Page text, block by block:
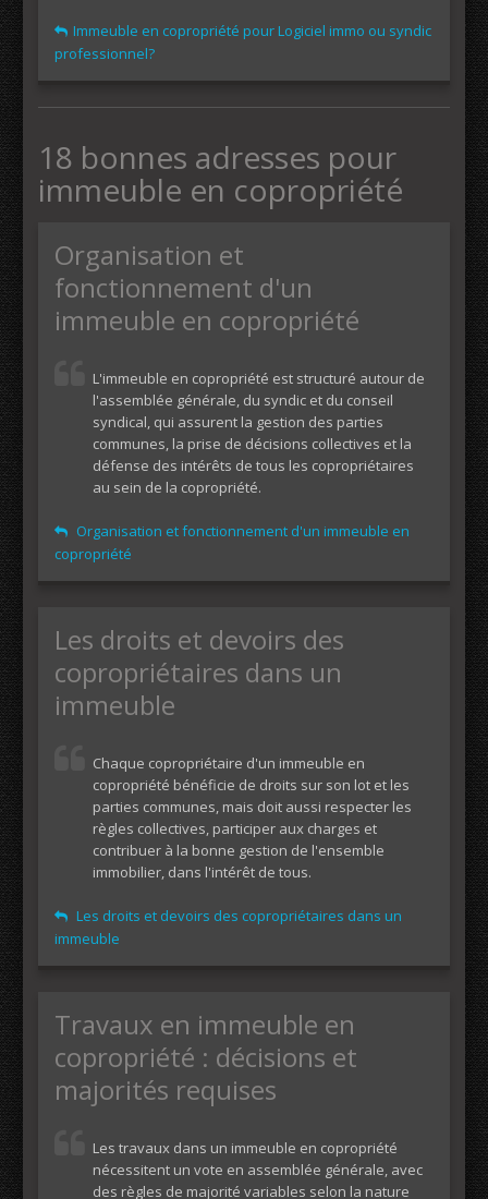
Immeuble en copropriété pour Logiciel immo ou syndic
professionnel?
18 bonnes adresses pour
immeuble en copropriété
Organisation et
fonctionnement d'un
immeuble en copropriété
L'immeuble en copropriété est structuré autour de
l'assemblée générale, du syndic et du conseil
syndical, qui assurent la gestion des parties
communes, la prise de décisions collectives et la
défense des intérêts de tous les copropriétaires
au sein de la copropriété.
Organisation et fonctionnement d'un immeuble en
copropriété
Les droits et devoirs des
copropriétaires dans un
immeuble
Chaque copropriétaire d'un immeuble en
copropriété bénéficie de droits sur son lot et les
parties communes, mais doit aussi respecter les
règles collectives, participer aux charges et
contribuer à la bonne gestion de l'ensemble
immobilier, dans l'intérêt de tous.
Les droits et devoirs des copropriétaires dans un
immeuble
Travaux en immeuble en
copropriété : décisions et
majorités requises
Les travaux dans un immeuble en copropriété
nécessitent un vote en assemblée générale, avec
des règles de majorité variables selon la nature